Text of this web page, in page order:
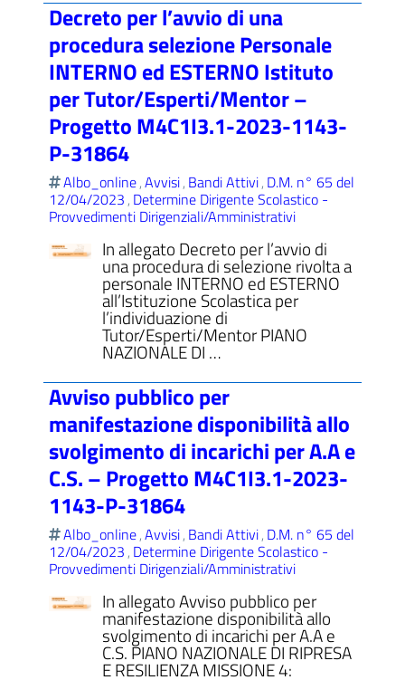
Decreto per l’avvio di una
procedura selezione Personale
INTERNO ed ESTERNO Istituto
per Tutor/Esperti/Mentor –
Progetto M4C1I3.1-2023-1143-
P-31864
Albo_online,Avvisi, Bandi Attivi, D.M. n° 65 del
12/04/2023, Determine Dirigente Scolastico -
Provvedimenti Dirigenziali/Amministrativi
In allegato Decreto per l’avvio di
una procedura di selezione rivolta a
personale INTERNO ed ESTERNO
all’Istituzione Scolastica per
l’individuazione di
Tutor/Esperti/Mentor PIANO
NAZIONALE DI …
Avviso pubblico per
manifestazione disponibilità allo
svolgimento di incarichi per A.A e
C.S. – Progetto M4C1I3.1-2023-
1143-P-31864
Albo_online,Avvisi, Bandi Attivi, D.M. n° 65 del
12/04/2023, Determine Dirigente Scolastico -
Provvedimenti Dirigenziali/Amministrativi
In allegato Avviso pubblico per
manifestazione disponibilità allo
svolgimento di incarichi per A.A e
C.S. PIANO NAZIONALE DI RIPRESA
E RESILIENZA MISSIONE 4: